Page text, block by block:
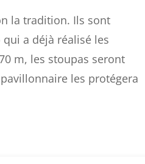
la tradition. Ils sont
a déjà réalisé les
m, les stoupas seront
les protégera